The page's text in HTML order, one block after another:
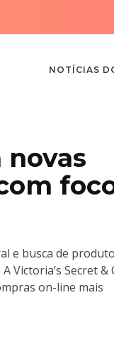
NOTÍCIAS
novas
e busca de
Victoria’s Secret &
on-line mais